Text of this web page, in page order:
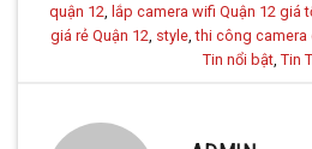
quận 12
lắp camera wifi Quận 12 giá
giá rẻ Quận 12 style ,thi công camera
Tin nổi bật Tin